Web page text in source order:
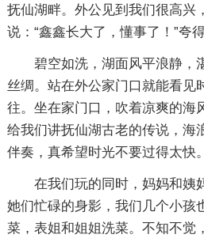
抚仙湖畔。外公见到我们很高兴
说：“鑫鑫长大了，懂事了！”夸
碧空如洗，湖面风平浪静，
丝绸。站在外公家门口就能看见
往。坐在家门口，吹着凉爽的海
给我们讲抚仙湖古老的传说，海
伴奏，真希望时光不要过得太快。
在我们玩的同时，妈妈和姨
她们忙碌的身影，我们几个小孩
菜，表姐和姐姐洗菜。不知不觉